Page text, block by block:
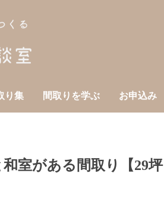
り集 間取りを学ぶ お申込み
室がある間取り【29坪